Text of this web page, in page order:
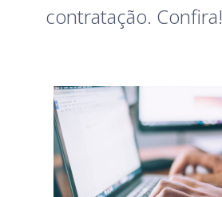
contratação. Confira!